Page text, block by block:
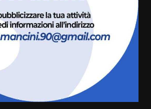
Carta d’identità: continua il piano
di aperture straordinarie del
Comune di Fasano
6 Agosto 2026 14:16
La Banda Città di Fasano apre
ufficialmente la Festa di